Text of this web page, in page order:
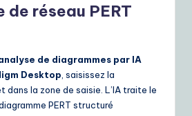
de réseau PERT
de diagrammes par IA
Desktop , saisissez la
dans la zone de saisie. L’IA traite le
PERT structuré